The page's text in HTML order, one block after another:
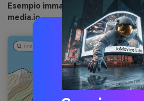
Esempio immagine di sentiero
media.io